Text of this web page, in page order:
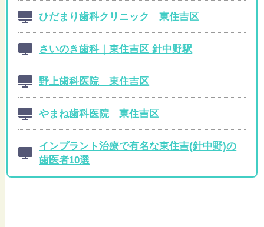
ひだまり歯科クリニック 東住吉区
さいのき歯科｜東住吉区 針中野駅
野上歯科医院 東住吉区
やまね歯科医院 東住吉区
インプラント治療で有名な東住吉(針中野)の
歯医者10選